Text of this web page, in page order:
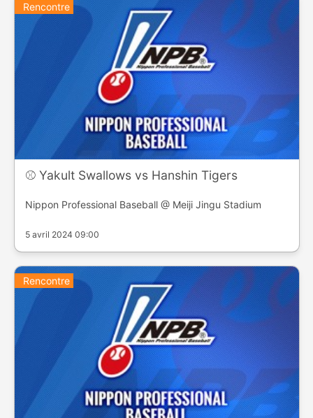
Rencontre
⚾️ Yakult Swallows vs Hanshin Tigers
Nippon Professional Baseball @ Meiji Jingu Stadium
5 avril 2024 09:00
Rencontre